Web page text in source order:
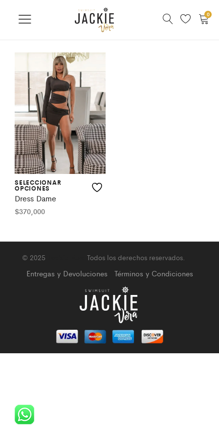
0
SELECCIONAR
OPCIONES
Dress Dame
$370,000
© 2025 Todos los derechos reservados.
Entregas y Devoluciones Términos y Condiciones